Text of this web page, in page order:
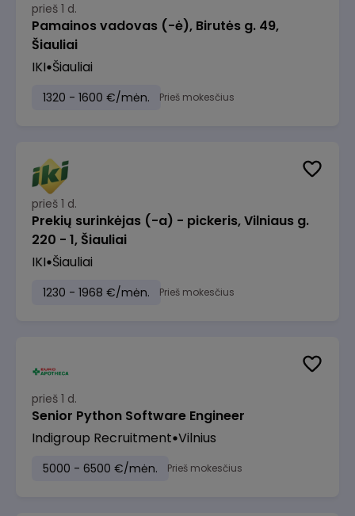
prieš 1 d.
Pamainos vadovas (-ė), Birutės g. 49,
Šiauliai
IKI Šiauliai
1320 - 1600 €/mėn. Prieš mokesčius
prieš 1 d.
Prekių surinkėjas (-a) - pickeris, Vilniaus g.
220 - 1, Šiauliai
IKI Šiauliai
1230 - 1968 €/mėn. Prieš mokesčius
prieš 1 d.
Senior Python Software Engineer
Indigroup Recruitment Vilnius
5000 - 6500 €/mėn. Prieš mokesčius